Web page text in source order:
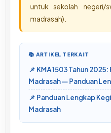
untuk sekolah negeri/
madrasah).
📚 ARTIKEL TERKAIT
KMA 1503 Tahun
Madrasah — Panduan
Panduan Lengkap
Madrasah